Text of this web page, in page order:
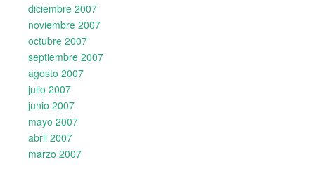
diciembre 2007
noviembre 2007
octubre 2007
septiembre 2007
agosto 2007
julio 2007
junio 2007
mayo 2007
abril 2007
marzo 2007